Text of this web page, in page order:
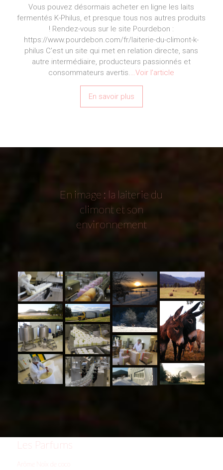
Vous pouvez désormais acheter en ligne les laits
fermentés K-Philus, et presque tous nos autres produits
! Rendez-vous sur le site Pourdebon :
https://www.pourdebon.com/fr/laiterie-du-climont-k-
philus C’est un site qui met en relation directe, sans
autre intermédiaire, producteurs passionnés et
consommateurs avertis.
…Voir l’article
En savoir plus
En image : la laiterie du
climont et son
environnement
Les Parfums
Arôme Noix de coco